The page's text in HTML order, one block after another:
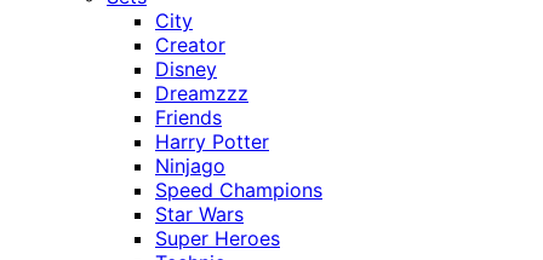
City
Creator
Disney
Dreamzzz
Friends
Harry Potter
Ninjago
Speed Champions
Star Wars
Super Heroes